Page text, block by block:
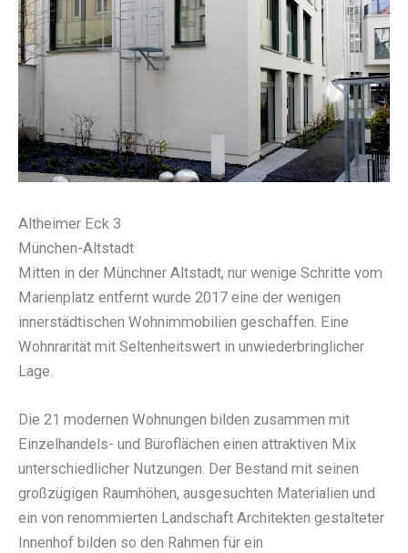
Altheimer Eck 3
München-Altstadt
Mitten in der Münchner Altstadt, nur wenige Schritte vom
Marienplatz entfernt wurde 2017 eine der wenigen
innerstädtischen Wohnimmobilien geschaffen. Eine
Wohnrarität mit Seltenheitswert in unwiederbringlicher
Lage.
Die 21 modernen Wohnungen bilden zusammen mit
Einzelhandels- und Büroflächen einen attraktiven Mix
unterschiedlicher Nutzungen. Der Bestand mit seinen
großzügigen Raumhöhen, ausgesuchten Materialien und
ein von renommierten Landschaft Architekten gestalteter
Innenhof bilden so den Rahmen für ein